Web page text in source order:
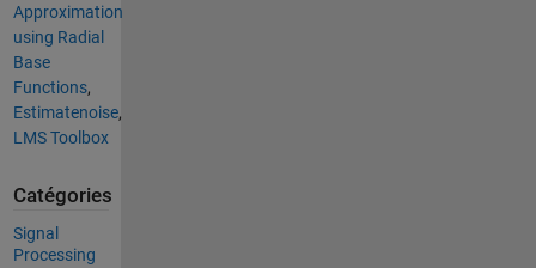
Approximation
using Radial
Base
Functions,
Estimatenoise,
LMS Toolbox
Catégories
Signal
Processing